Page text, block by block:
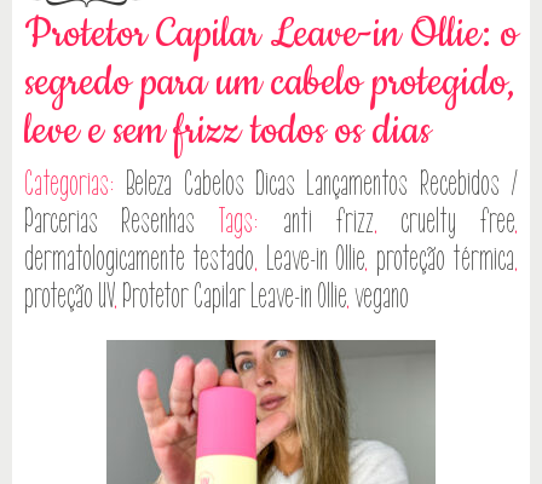
Protetor Capilar Leave-in Ollie: o
segredo para um cabelo protegido,
leve e sem frizz todos os dias
Categorias: Beleza Cabelos Dicas Lançamentos Recebidos /
Parcerias
Resenhas Tags: anti frizz, cruelty free,
dermatologicamente testado, Leave-in Ollie, proteção térmica,
proteção UV, Protetor Capilar Leave-in Ollie,vegano